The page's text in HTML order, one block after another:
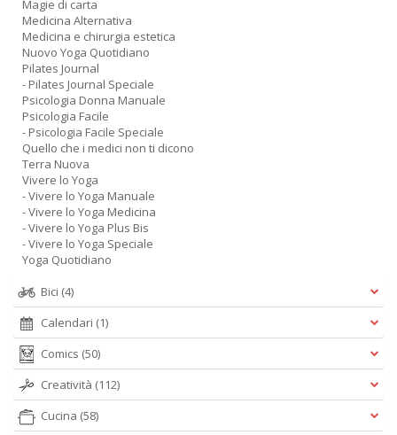
Magie di carta
Medicina Alternativa
Medicina e chirurgia estetica
Nuovo Yoga Quotidiano
Pilates Journal
- Pilates Journal Speciale
Psicologia Donna Manuale
Psicologia Facile
- Psicologia Facile Speciale
Quello che i medici non ti dicono
Terra Nuova
Vivere lo Yoga
- Vivere lo Yoga Manuale
- Vivere lo Yoga Medicina
- Vivere lo Yoga Plus Bis
- Vivere lo Yoga Speciale
Yoga Quotidiano
Bici (4)
Calendari (1)
Comics (50)
Creatività (112)
Cucina (58)